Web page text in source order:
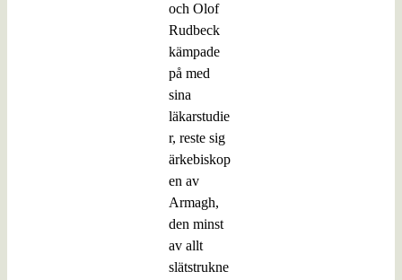
och Olof
Rudbeck
kämpade
på med
sina
läkarstudie
r, reste sig
ärkebiskop
en av
Armagh,
den minst
av allt
slätstrukne